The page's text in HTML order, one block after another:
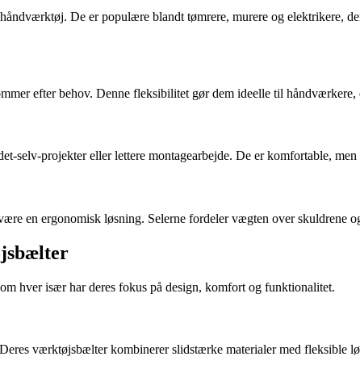
De er populære blandt tømrere, murere og elektrikere,
efter behov. Denne fleksibilitet gør dem ideelle til
selv-projekter eller lettere montagearbejde. De er komfortable,
en ergonomisk løsning. Selerne fordeler vægten over skuldrene
hver især har deres fokus på design, komfort og funktionalitet.
værktøjsbælter kombinerer slidstærke materialer med fleksible